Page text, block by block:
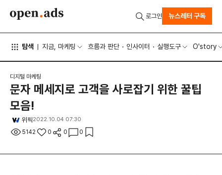
탐색 지금, 마케팅 흐름과 판단 인사이터 실행도구 O'story
로그인 뉴스레터 구독
디지털 마케팅
문자 메세지로 고객을 사로잡기 위한 꿀팁
모음!
위픽2022.10.04 07:30
5142 0 0 0